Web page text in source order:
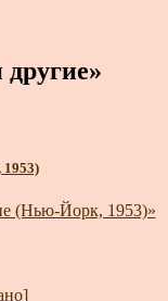
(Нью-Йорк, 1953)»